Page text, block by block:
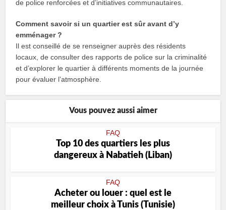
de police renforcées et d’initiatives communautaires.
Comment savoir si un quartier est sûr avant d’y
emménager ?
Il est conseillé de se renseigner auprès des résidents
locaux, de consulter des rapports de police sur la criminalité
et d’explorer le quartier à différents moments de la journée
pour évaluer l’atmosphère.
Vous pouvez aussi aimer
FAQ
Top 10 des quartiers les plus
dangereux à Nabatieh (Liban)
FAQ
Acheter ou louer : quel est le
meilleur choix à Tunis (Tunisie)